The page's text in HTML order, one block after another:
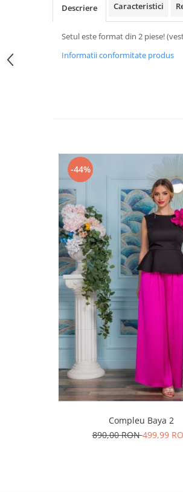
Descriere Caracteristici
Setul este format din 2 piese!
Informatii conformitate produs
-44%
Compleu Baya 2
890,00 RON499,99